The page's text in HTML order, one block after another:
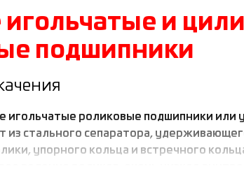
и
подшипники
игольчатые роликовые подшипники или
из стального сепаратора,
упорного кольца и встречного